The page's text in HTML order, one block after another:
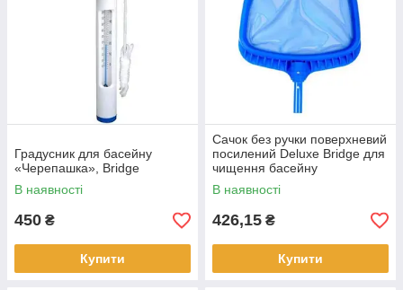
Градусник для басейну
«Черепашка», Bridge
В наявності
450 ₴
Купити
Сачок без ручки поверхневий
посилений Deluxe Bridge для
чищення басейну
В наявності
426,15 ₴
Купити